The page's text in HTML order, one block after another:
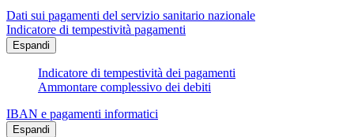
Dati sui pagamenti del servizio sanitario nazionale
Indicatore di tempestività pagamenti
Espandi
Indicatore di tempestività dei pagamenti
Ammontare complessivo dei debiti
IBAN e pagamenti informatici
Espandi